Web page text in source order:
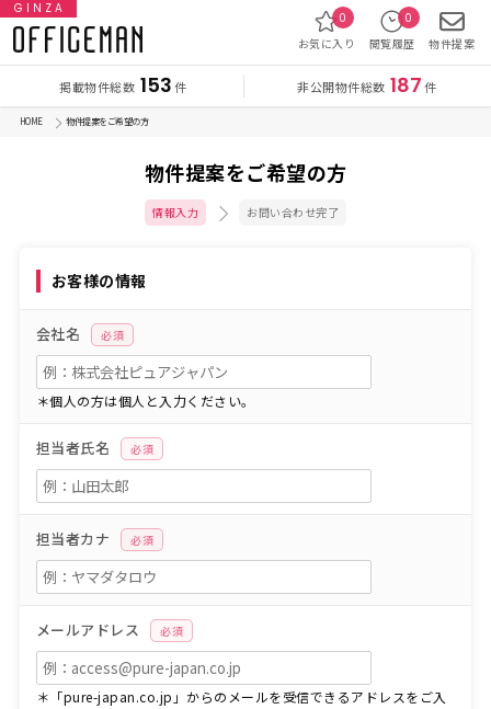
GINZA
掲載物件総数 153件 非公開物件総数 187 件
お気に入り
0
閲覧履歴
0
物件提案
HOME 物件提案をご希望の方
物件提案をご希望の方
情報入力 お問い合わせ完了
お客様の情報
会社名 必須
＊個人の方は個人と入力ください。
担当者氏名 必須
担当者カナ 必須
メールアドレス 必須
＊「pure-japan.co.jp」からのメールを受信できるアドレスをご入